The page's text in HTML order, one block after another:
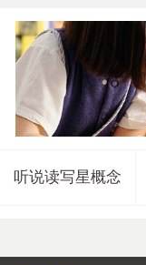
听说读写星概念